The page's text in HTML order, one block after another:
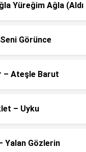
Yüreğim Ağla (Aldı
Görünce
– Ateşle Barut
– Uyku
Yalan Gözlerin